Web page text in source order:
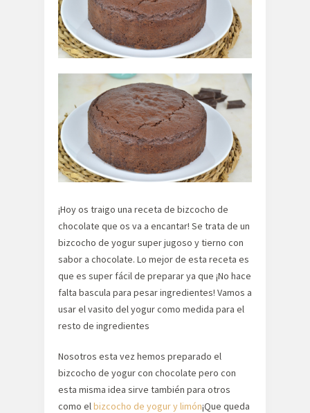
¡Hoy os traigo una receta de bizcocho de
chocolate que os va a encantar! Se trata de un
bizcocho de yogur super jugoso y tierno con
sabor a chocolate. Lo mejor de esta receta es
que es super fácil de preparar ya que ¡No hace
falta bascula para pesar ingredientes! Vamos a
usar el vasito del yogur como medida para el
resto de ingredientes
Nosotros esta vez hemos preparado el
bizcocho de yogur con chocolate pero con
esta misma idea sirve también para otros
como elbizcocho de yogur y limón¡Que queda